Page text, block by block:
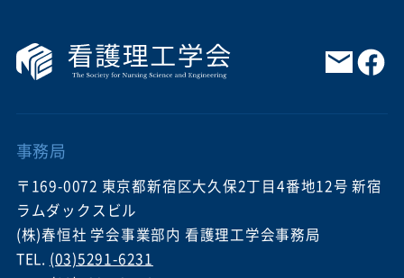
事務局
〒169-0072 東京都新宿区大久保2丁目4番地12号 新宿
ラムダックスビル
(株)春恒社 学会事業部内 看護理工学会事務局
TEL. (03)5291-6231